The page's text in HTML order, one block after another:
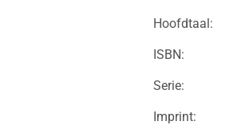
Hoofdtaal:
ISBN:
Serie:
Imprint: